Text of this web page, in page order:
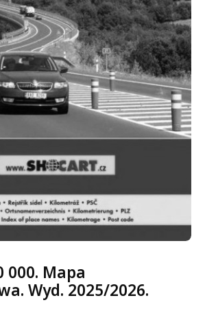
000. Mapa
Wyd. 2025/2026.